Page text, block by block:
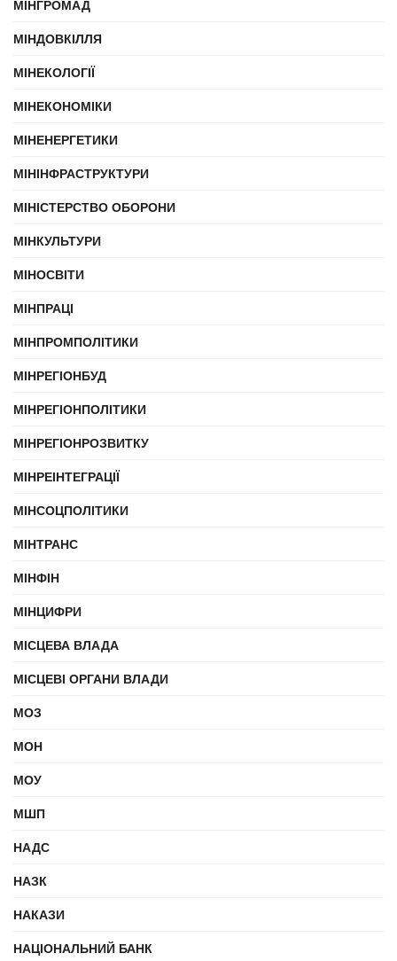
МІНГРОМАД
МІНДОВКІЛЛЯ
МІНЕКОЛОГІЇ
МІНЕКОНОМІКИ
МІНЕНЕРГЕТИКИ
МІНІНФРАСТРУКТУРИ
МІНІСТЕРСТВО ОБОРОНИ
МІНКУЛЬТУРИ
МІНОСВІТИ
МІНПРАЦІ
МІНПРОМПОЛІТИКИ
МІНРЕГІОНБУД
МІНРЕГІОНПОЛІТИКИ
МІНРЕГІОНРОЗВИТКУ
МІНРЕІНТЕГРАЦІЇ
МІНСОЦПОЛІТИКИ
МІНТРАНС
МІНФІН
МІНЦИФРИ
МІСЦЕВА ВЛАДА
МІСЦЕВІ ОРГАНИ ВЛАДИ
МОЗ
МОН
МОУ
МШП
НАДС
НАЗК
НАКАЗИ
НАЦІОНАЛЬНИЙ БАНК